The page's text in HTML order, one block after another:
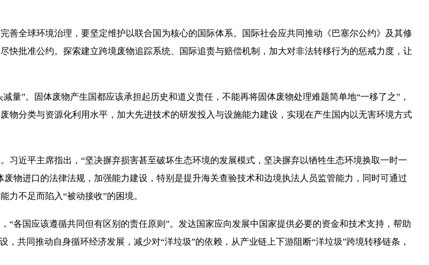
全球环境治理，要坚定维护以联合国为核心的国际体系。国际社会应共同推动《巴塞尔公约》及其修
快批准公约。探索建立跨境废物追踪系统、国际追责与赔偿机制，加大对非法转移行为的惩戒力度，让
”。固体废物产生国都应该承担起历史和道义责任，不能再将固体废物处理难题简单地“一移了之”，
物分类与资源化利用水平，加大先进技术的研发投入与设施能力建设，实现在产生国内以无害环境方式
近平主席指出，“坚决摒弃损害甚至破坏生态环境的发展模式，坚决摒弃以牺牲生态环境换取一时一
物进口的法律法规，加强能力建设，特别是提升海关查验技术和边境执法人员监管能力，同时可通过
力不足而陷入“被动接收”的困境。
国应该遵循共同但有区别的责任原则”。发达国家应向发展中国家提供必要的资金和技术支持，帮助
共同推动自身循环经济发展，减少对“洋垃圾”的依赖，从产业链上下游阻断“洋垃圾”跨境转移链条，